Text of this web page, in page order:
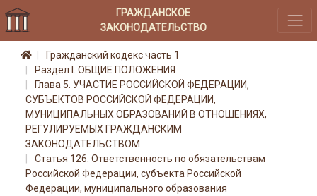
ГРАЖДАНСКОЕ
ЗАКОНОДАТЕЛЬСТВО
Гражданский кодекс часть 1
Раздел I. ОБЩИЕ ПОЛОЖЕНИЯ
Глава 5. УЧАСТИЕ РОССИЙСКОЙ ФЕДЕРАЦИИ,
СУБЪЕКТОВ РОССИЙСКОЙ ФЕДЕРАЦИИ,
МУНИЦИПАЛЬНЫХ ОБРАЗОВАНИЙ В ОТНОШЕНИЯХ,
РЕГУЛИРУЕМЫХ ГРАЖДАНСКИМ
ЗАКОНОДАТЕЛЬСТВОМ
Статья 126. Ответственность по обязательствам
Российской Федерации, субъекта Российской
Федерации, муниципального образования